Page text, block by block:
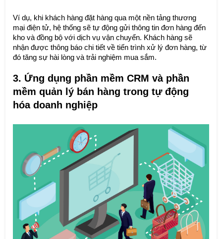
Ví dụ, khi khách hàng đặt hàng qua một nền tảng thương
mại điện tử, hệ thống sẽ tự động gửi thông tin đơn hàng đến
kho và đồng bộ với dịch vụ vận chuyển. Khách hàng sẽ
nhận được thông báo chi tiết về tiến trình xử lý đơn hàng, từ
đó tăng sự hài lòng và trải nghiệm mua sắm.
3. Ứng dụng phần mềm CRM và phần
mềm quản lý bán hàng trong tự động
hóa doanh nghiệp